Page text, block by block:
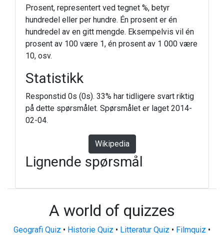
Prosent, representert ved tegnet %, betyr
hundredel eller per hundre. Én prosent er én
hundredel av en gitt mengde. Eksempelvis vil én
prosent av 100 være 1, én prosent av 1 000 være
10, osv.
Statistikk
Responstid 0s (0s). 33% har tidligere svart riktig
på dette spørsmålet. Spørsmålet er laget 2014-
02-04.
Wikipedia
Lignende spørsmål
A world of quizzes
Geografi Quiz • Historie Quiz • Litteratur Quiz • Filmquiz •